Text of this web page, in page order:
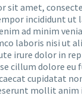
sit amet,
incididunt ut
ad minim
laboris nisi ut
irure dolor in
cillum dolore eu
cupidatat
mollit anim